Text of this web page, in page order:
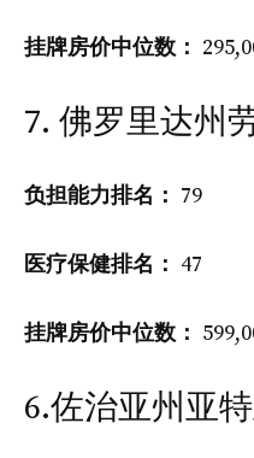
挂牌房价中位数：
7. 佛罗里达州
负担能力排名： 79
医疗保健排名： 47
挂牌房价中位数：
6.佐治亚州亚